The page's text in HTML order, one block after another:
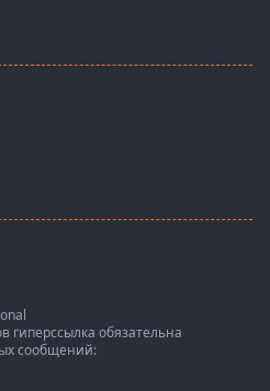
гиперссылка обязательна
сообщений: